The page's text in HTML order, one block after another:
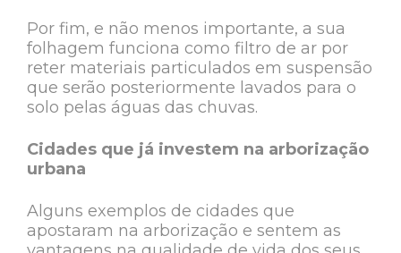
Por fim, e não menos importante, a sua
folhagem funciona como filtro de ar por
reter materiais particulados em suspensão
que serão posteriormente lavados para o
solo pelas águas das chuvas.
Cidades que já investem na arborização
urbana
Alguns exemplos de cidades que
apostaram na arborização e sentem as